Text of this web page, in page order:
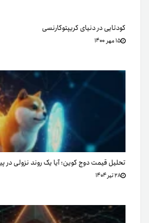
کودتایی در دنیای کریپتوکارنسی
۱۵ مهر ۱۴۰۰
تحلیل قیمت دوج کوین؛ آیا یک روند نزولی
۲۸ تیر ۱۴۰۴